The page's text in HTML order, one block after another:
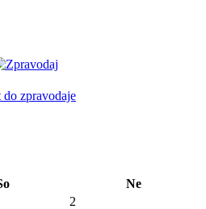
do zpravodaje
Ne
2